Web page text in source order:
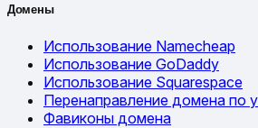
Домены
Использование Namecheap
Использование GoDaddy
Использование Squarespace
Перенаправление домена по
Фавиконы домена